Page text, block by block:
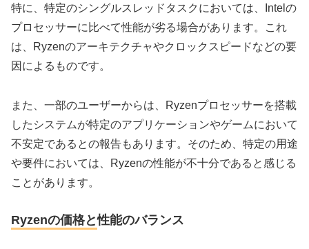
特に、特定のシングルスレッドタスクにおいては、Intelの
プロセッサーに比べて性能が劣る場合があります。これ
は、Ryzenのアーキテクチャやクロックスピードなどの要
因によるものです。
また、一部のユーザーからは、Ryzenプロセッサーを搭載
したシステムが特定のアプリケーションやゲームにおいて
不安定であるとの報告もあります。そのため、特定の用途
や要件においては、Ryzenの性能が不十分であると感じる
ことがあります。
Ryzenの価格と性能のバランス